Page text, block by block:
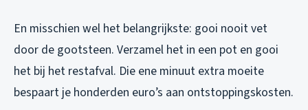
En misschien wel het belangrijkste: gooi nooit vet
door de gootsteen. Verzamel het in een pot en gooi
het bij het restafval. Die ene minuut extra moeite
bespaart je honderden euro’s aan ontstoppingskosten.